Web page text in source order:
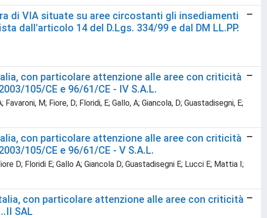
di VIA situate su aree circostanti gli insediamenti
dall'articolo 14 del D.Lgs. 334/99 e dal DM LL.PP.
con particolare attenzione alle aree con criticità
105/CE e 96/61/CE - IV S.A.L.
M; Fiore, D; Floridi, E; Gallo, A; Giancola, D; Guastadisegni, E;
con particolare attenzione alle aree con criticità
105/CE e 96/61/CE - V S.A.L.
D; Floridi E; Gallo A; Giancola D; Guastadisegni E; Lucci E; Mattia I;
con particolare attenzione alle aree con criticità
SAL